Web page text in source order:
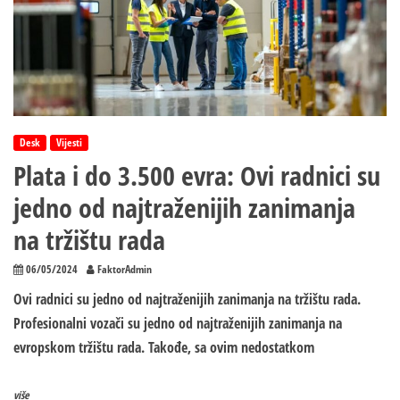
Desk Vijesti
Plata i do 3.500 evra: Ovi radnici su
jedno od najtraženijih zanimanja
na tržištu rada
06/05/2024 FaktorAdmin
Ovi radnici su jedno od najtraženijih zanimanja na tržištu rada.
Profesionalni vozači su jedno od najtraženijih zanimanja na
evropskom tržištu rada. Takođe, sa ovim nedostatkom
više